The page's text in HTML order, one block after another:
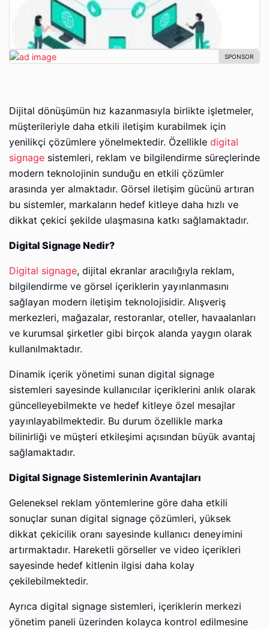
Dijital dönüşümün hız kazanmasıyla birlikte işletmeler,
müşterileriyle daha etkili iletişim kurabilmek için
yenilikçi çözümlere yönelmektedir. Özellikle digital
signage sistemleri, reklam ve bilgilendirme süreçlerinde
modern teknolojinin sunduğu en etkili çözümler
arasında yer almaktadır. Görsel iletişim gücünü artıran
bu sistemler, markaların hedef kitleye daha hızlı ve
dikkat çekici şekilde ulaşmasına katkı sağlamaktadır.
Digital Signage Nedir?
Digital signage, dijital ekranlar aracılığıyla reklam,
bilgilendirme ve görsel içeriklerin yayınlanmasını
sağlayan modern iletişim teknolojisidir. Alışveriş
merkezleri, mağazalar, restoranlar, oteller, havaalanları
ve kurumsal şirketler gibi birçok alanda yaygın olarak
kullanılmaktadır.
Dinamik içerik yönetimi sunan digital signage
sistemleri sayesinde kullanıcılar içeriklerini anlık olarak
güncelleyebilmekte ve hedef kitleye özel mesajlar
yayınlayabilmektedir. Bu durum özellikle marka
bilinirliği ve müşteri etkileşimi açısından büyük avantaj
sağlamaktadır.
Digital Signage Sistemlerinin Avantajları
Geleneksel reklam yöntemlerine göre daha etkili
sonuçlar sunan digital signage çözümleri, yüksek
dikkat çekicilik oranı sayesinde kullanıcı deneyimini
artırmaktadır. Hareketli görseller ve video içerikleri
sayesinde hedef kitlenin ilgisi daha kolay
çekilebilmektedir.
Ayrıca digital signage sistemleri, içeriklerin merkezi
yönetim paneli üzerinden kolayca kontrol edilmesine